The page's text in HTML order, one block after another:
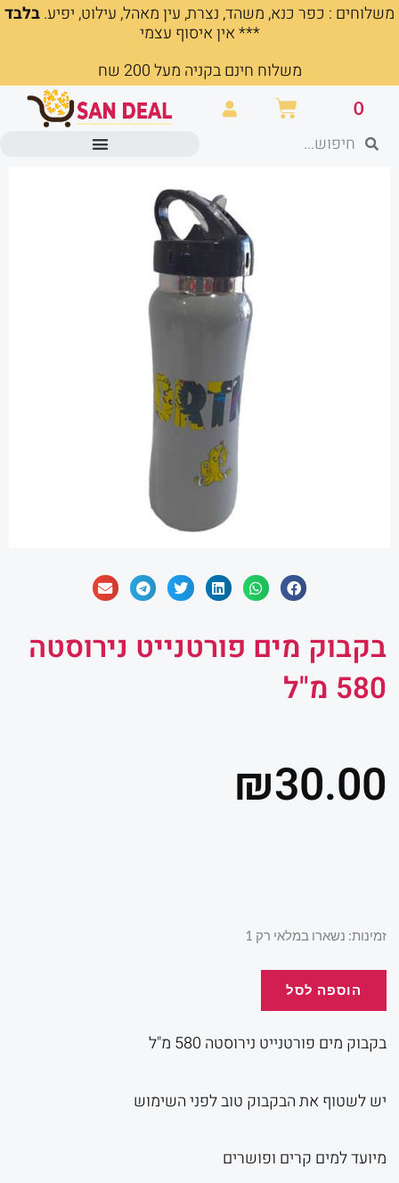
דילוג
משלוחים : כפר כנא, משהד, נצרת, עין מאהל, עילוט, יפיע.בלבד
*** אין איסוף עצמי
משלוח חינם בקניה מעל 200 שח
0 עגלת
קניות חיפושחיפוש
בקבוק מים פורטנייט נירוסטה
580 מ"ל
₪30.00
זמינות: נשארו במלאי רק 1
כמות
נירוסטה
מ"ל
הוספה לסל
בקבוק מים פורטנייט נירוסטה 580 מ"ל
יש לשטוף את הבקבוק טוב לפני השימוש
מיועד למים קרים ופושרים